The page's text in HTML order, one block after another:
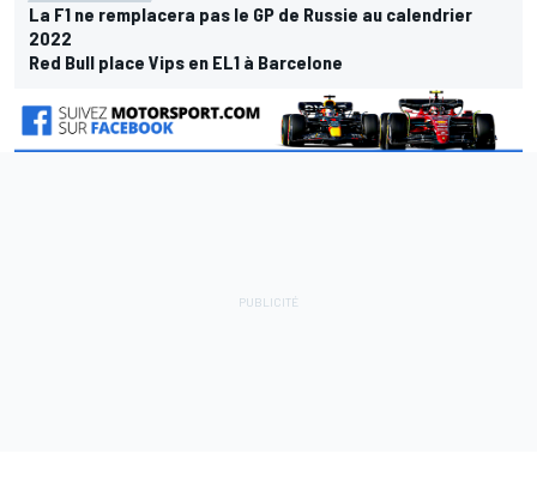
La F1 ne remplacera pas le GP de Russie au calendrier
2022
Red Bull place Vips en EL1 à Barcelone